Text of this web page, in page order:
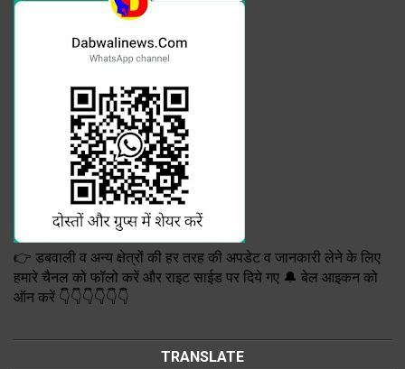
👉 डबवाली व अन्य क्षेत्रों की हर तरह की अपडेट व जानकारी लेने के लिए
हमारे चैनल को फॉलो करें और राइट साईड पर दिये गए 🔔 बेल आइकन को
ऑन करें 👇👇👇👇👇👇
TRANSLATE